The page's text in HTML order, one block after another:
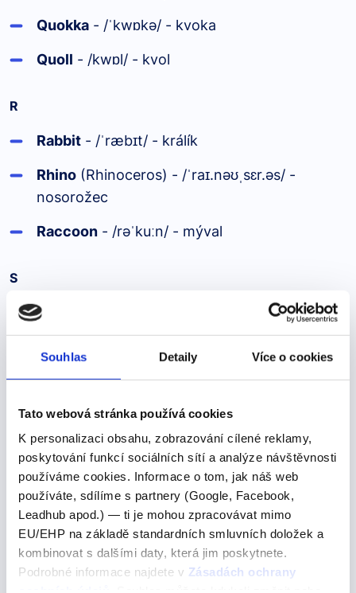
Souhlas Detaily Více o cookies
Tato webová stránka používá cookies
K personalizaci obsahu, zobrazování cílené reklamy,
poskytování funkcí sociálních sítí a analýze návštěvnosti
používáme cookies. Informace o tom, jak náš web
používáte, sdílíme s partnery (Google, Facebook,
Leadhub apod.) — ti je mohou zpracovávat mimo
EU/EHP na základě standardních smluvních doložek a
kombinovat s dalšími daty, která jim poskytnete.
Podrobné informace najdete v Zásadách ochrany
Quokka - /ˈkwɒkə/ - kvoka
Quoll - /kwɒl/ - kvol
R
Rabbit - /ˈræbɪt/ - králík
Rhino (Rhinoceros) - /ˈraɪ.nəʊˌ sɛr.əs/ -
nosorožec
Raccoon - /rəˈkuːn/ - mýval
S
Snake
Squirrel- /ˈskwɪrəl/ - veverka
Tiger- /ˈtaɪɡ ər/ - tygr
Turtle - /ˈtɜːrtl/ - želva
Toucan- /ˈtuː kæn/ - tukan